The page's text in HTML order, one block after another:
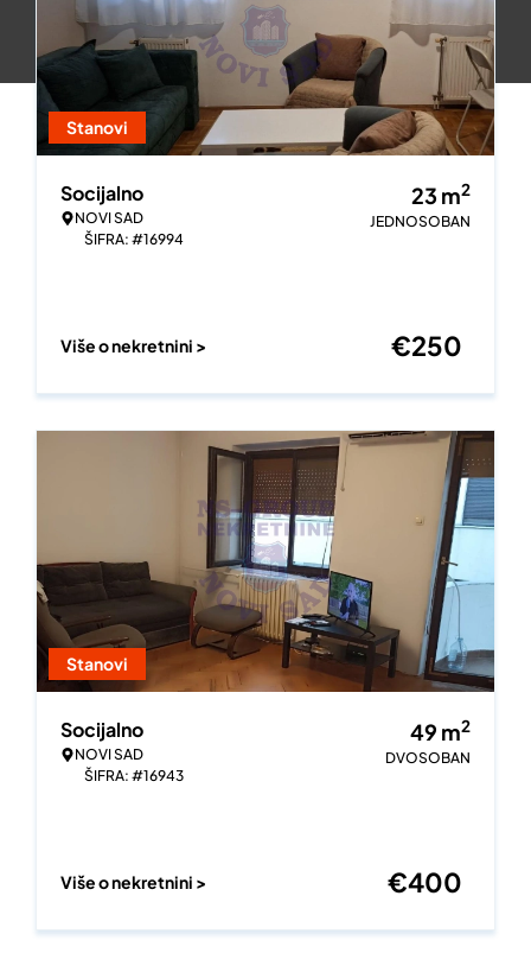
Stanovi
Socijalno
NOVI SAD
ŠIFRA: #16994
23 m2
JEDNOSOBAN
Više o nekretnini > €250
Stanovi
Socijalno
NOVI SAD
ŠIFRA: #16943
49 m2
DVOSOBAN
Više o nekretnini > €400